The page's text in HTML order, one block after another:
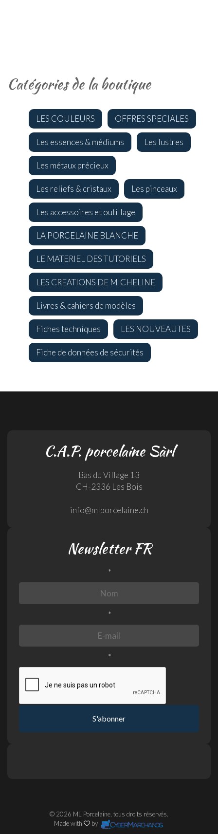
Catégories de la boutique
LES COULEURS OFFRES SPECIALES
Les essences & médiums Les lustres
Les métaux précieux
Les reliefs & cristaux Les pinceaux
Les accessoires et outillage
LA PORCELAINE BLANCHE
LE MATERIEL DES TUTORIELS
LES CREATIONS DE MICHELINE
Livres & cahiers de modèles
Fiches techniques LES NOUVEAUTES
Fiche de données de sécurités
C.A.P. porcelaine Sàrl
Bas du Village 13
CH-2336 Les Bois
info@mlporcelaine.ch
Newsletter FR
*
*
*
S'abonner
© 2026 ML Porcelaine, tous droits réservés.
Made with
by